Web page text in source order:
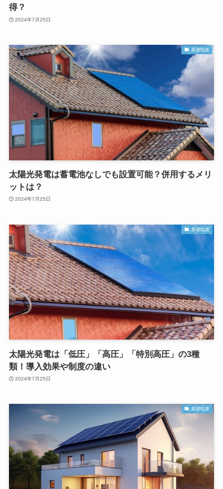
得？
2024年7月25日
基礎知識
太陽光発電は蓄電池なしでも設置可能？併用するメリ
ットは？
2024年7月25日
基礎知識
太陽光発電は「低圧」「高圧」「特別高圧」の3種
類！導入効果や制度の違い
2024年7月25日
基礎知識